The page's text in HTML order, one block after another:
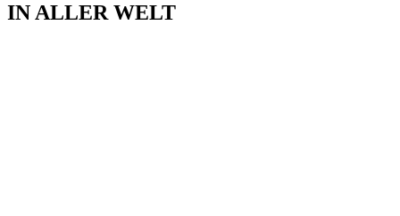
IN ALLER WELT